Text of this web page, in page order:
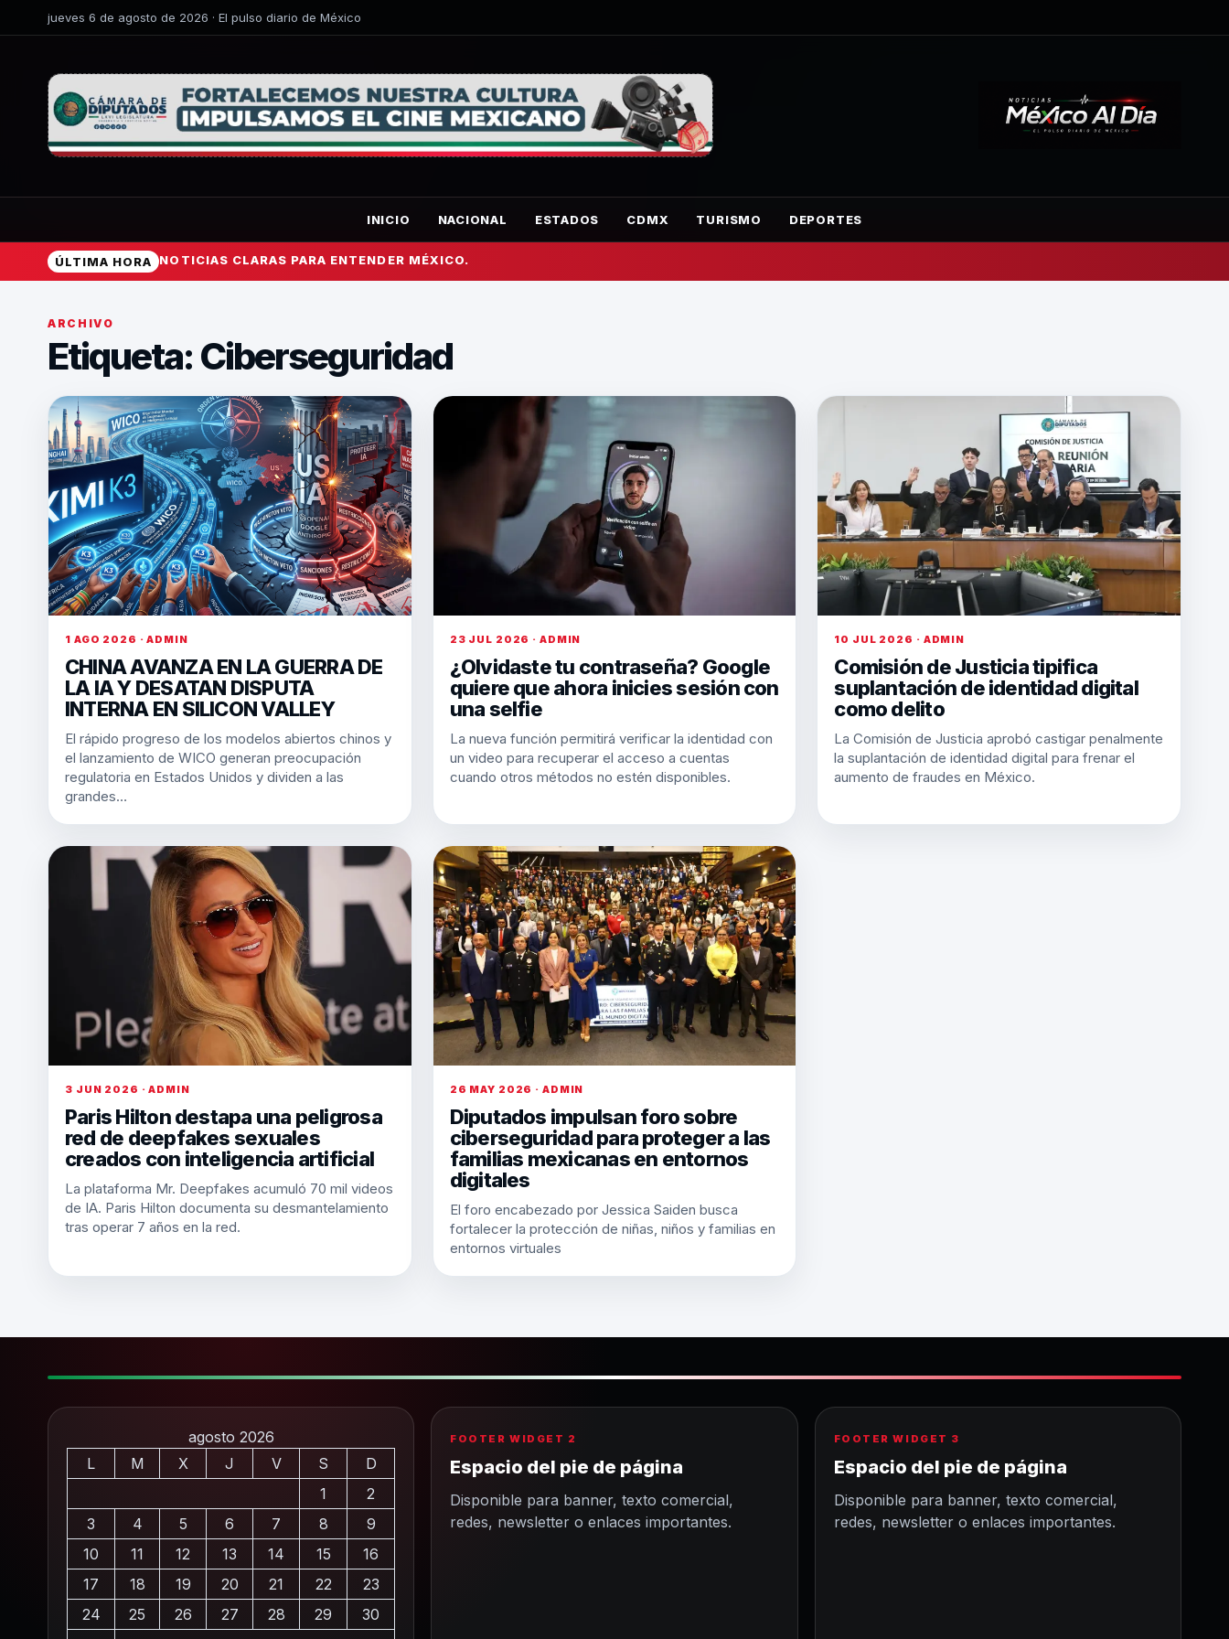
jueves 6 de agosto de 2026 · El pulso diario de México
INICIO NACIONAL ESTADOS CDMX TURISMO DEPORTES
ÚLTIMA HORA NOTICIAS CLARAS PARA ENTENDER MÉXICO.
ARCHIVO
Etiqueta: Ciberseguridad
1 AGO 2026 · ADMIN
CHINA AVANZA EN LA GUERRA DE
LA IA Y DESATAN DISPUTA
INTERNA EN SILICON VALLEY
El rápido progreso de los modelos abiertos chinos y
el lanzamiento de WICO generan preocupación
regulatoria en Estados Unidos y dividen a las
grandes…
23 JUL 2026 · ADMIN
¿Olvidaste tu contraseña? Google
quiere que ahora inicies sesión con
una selfie
La nueva función permitirá verificar la identidad con
un video para recuperar el acceso a cuentas
cuando otros métodos no estén disponibles.
10 JUL 2026 · ADMIN
Comisión de Justicia tipifica
suplantación de identidad digital
como delito
La Comisión de Justicia aprobó castigar penalmente
la suplantación de identidad digital para frenar el
aumento de fraudes en México.
3 JUN 2026 · ADMIN
Paris Hilton destapa una peligrosa
red de deepfakes sexuales
creados con inteligencia artificial
La plataforma Mr. Deepfakes acumuló 70 mil videos
de IA. Paris Hilton documenta su desmantelamiento
tras operar 7 años en la red.
26 MAY 2026 · ADMIN
Diputados impulsan foro sobre
ciberseguridad para proteger a las
familias mexicanas en entornos
digitales
El foro encabezado por Jessica Saiden busca
fortalecer la protección de niñas, niños y familias en
entornos virtuales
agosto 2026
L
M X J V S
D
1
2
3
4 5 6 7 8
9
10
11 12 13 14 15
16
17
18 19 20 21 22
23
24
25 26 27 28 29
30
FOOTER WIDGET 2
Espacio del pie de página
Disponible para banner, texto comercial,
redes, newsletter o enlaces importantes.
FOOTER WIDGET 3
Espacio del pie de página
Disponible para banner, texto comercial,
redes, newsletter o enlaces importantes.